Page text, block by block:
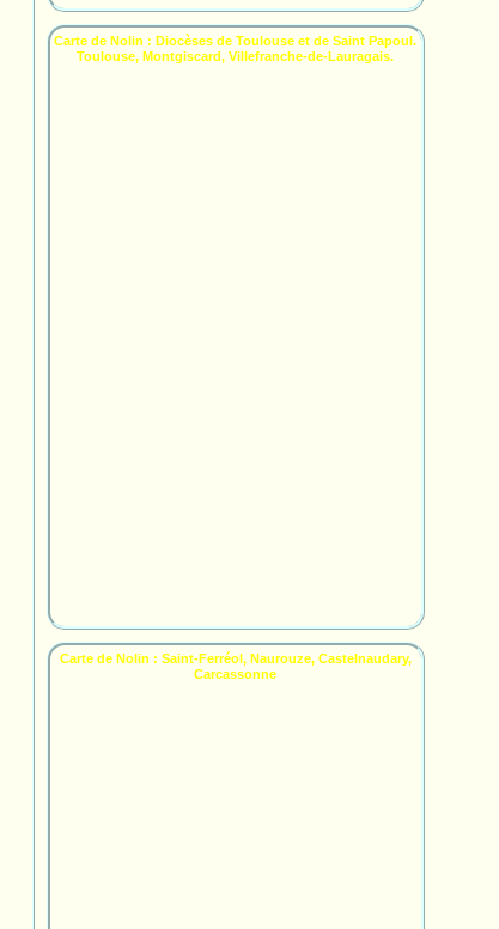
Carte de Nolin : Diocèses de Toulouse et de Saint Papoul.
Toulouse, Montgiscard, Villefranche-de-Lauragais.
Carte de Nolin : Saint-Ferréol, Naurouze, Castelnaudary,
Carcassonne